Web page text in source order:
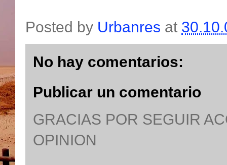
Posted by Urbanres at
No hay comentarios:
Publicar un comentario
GRACIAS POR SEGUIR
OPINION